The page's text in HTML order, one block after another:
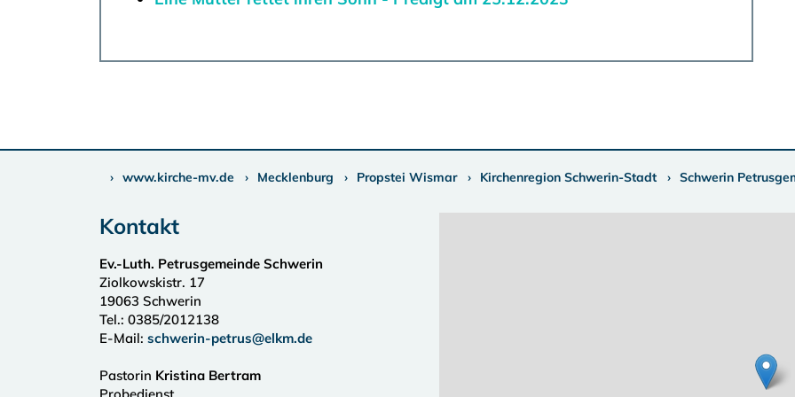
www.kirche-mv.de Mecklenburg Propstei Wismar Kirchenregion Schwerin-Stadt Schwerin
Kontakt
Ev.-Luth. Petrusgemeinde Schwerin
Ziolkowskistr. 17
19063 Schwerin
Tel.: 0385/2012138
E-Mail: schwerin-petrus@elkm.de
Pastorin Kristina Bertram
Probedienst